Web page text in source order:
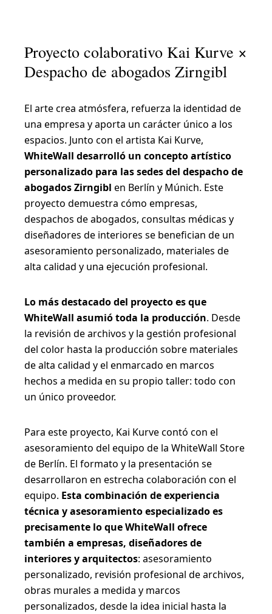
Proyecto colaborativo Kai Kurve ×
Despacho de abogados Zirngibl
El arte crea atmósfera, refuerza la identidad de
una empresa y aporta un carácter único a los
espacios. Junto con el artista Kai Kurve,
WhiteWall desarrolló un concepto artístico
personalizado para las sedes del despacho de
abogados Zirngibl en Berlín y Múnich. Este
proyecto demuestra cómo empresas,
despachos de abogados, consultas médicas y
diseñadores de interiores se benefician de un
asesoramiento personalizado, materiales de
alta calidad y una ejecución profesional.
Lo más destacado del proyecto es que
WhiteWall asumió toda la producción. Desde
la revisión de archivos y la gestión profesional
del color hasta la producción sobre materiales
de alta calidad y el enmarcado en marcos
hechos a medida en su propio taller: todo con
un único proveedor.
Para este proyecto, Kai Kurve contó con el
asesoramiento del equipo de la WhiteWall Store
de Berlín. El formato y la presentación se
desarrollaron en estrecha colaboración con el
equipo. Esta combinación de experiencia
técnica y asesoramiento especializado es
precisamente lo que WhiteWall ofrece
también a empresas, diseñadores de
interiores y arquitectos: asesoramiento
personalizado, revisión profesional de archivos,
obras murales a medida y marcos
personalizados, desde la idea inicial hasta la